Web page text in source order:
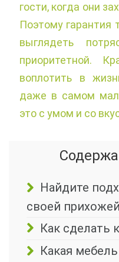
гости, когда они
Поэтому гарантия
выглядеть
приоритетной.
воплотить в
даже в самом
это с умом и со
Найдите
своей прихожей
Как сделать
Какая